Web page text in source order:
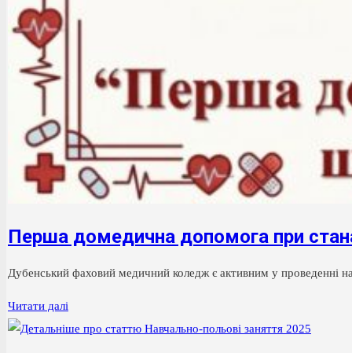
Перша домедична допомога при
Дубенський фаховий медичний коледж є активним у проведенні
Читати далі
домедична